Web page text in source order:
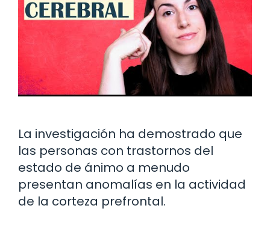
La investigación ha demostrado que
las personas con trastornos del
estado de ánimo a menudo
presentan anomalías en la actividad
de la corteza prefrontal.